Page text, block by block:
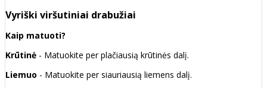
Vyriški viršutiniai drabužiai
Kaip matuoti?
Krūtinė - Matuokite per plačiausią krūtinės dalį.
Liemuo - Matuokite per siauriausią liemens dalį.